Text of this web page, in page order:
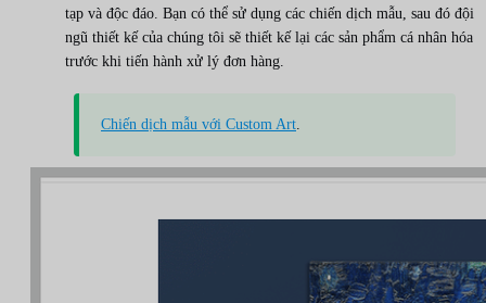
tạp và độc đáo. Bạn có thể sử dụng các chiến dịch mẫu, sau đó đội
ngũ thiết kế của chúng tôi sẽ thiết kế lại các sản phẩm cá nhân hóa
trước khi tiến hành xử lý đơn hàng.
Chiến dịch mẫu với Custom Art